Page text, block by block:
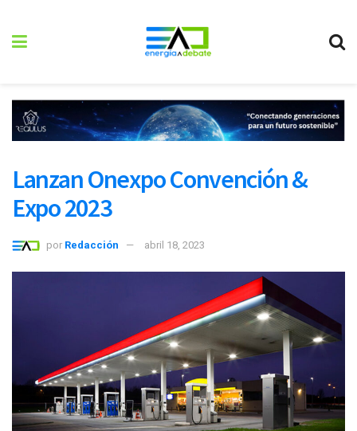
Lanzan Onexpo Convención &
Expo 2023
por Redacción abril 18, 2023